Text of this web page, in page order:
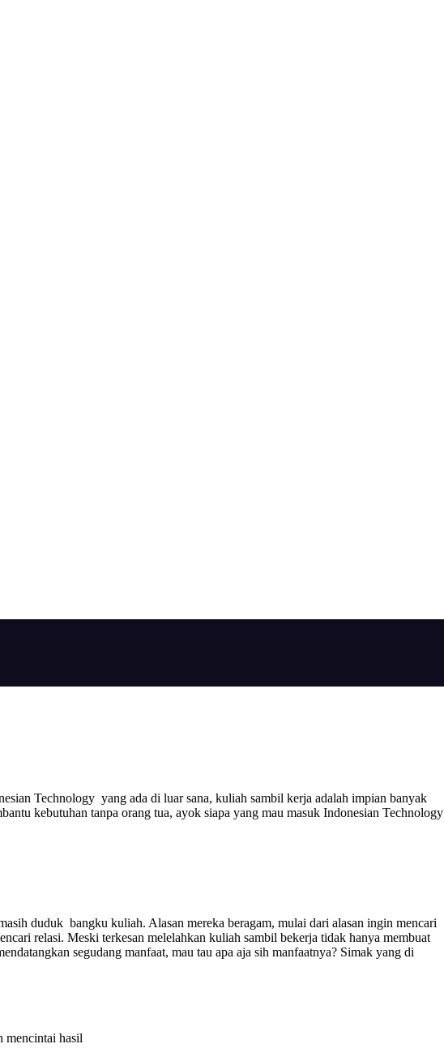
Technology yang ada di luar sana, kuliah sambil kerja adalah impian banyak
kebutuhan tanpa orang tua, ayok siapa yang mau masuk Indonesian Technology
duduk bangku kuliah. Alasan mereka beragam, mulai dari alasan ingin mencari
relasi. Meski terkesan melelahkan kuliah sambil bekerja tidak hanya membuat
segudang manfaat, mau tau apa aja sih manfaatnya? Simak yang di
mencintai hasil